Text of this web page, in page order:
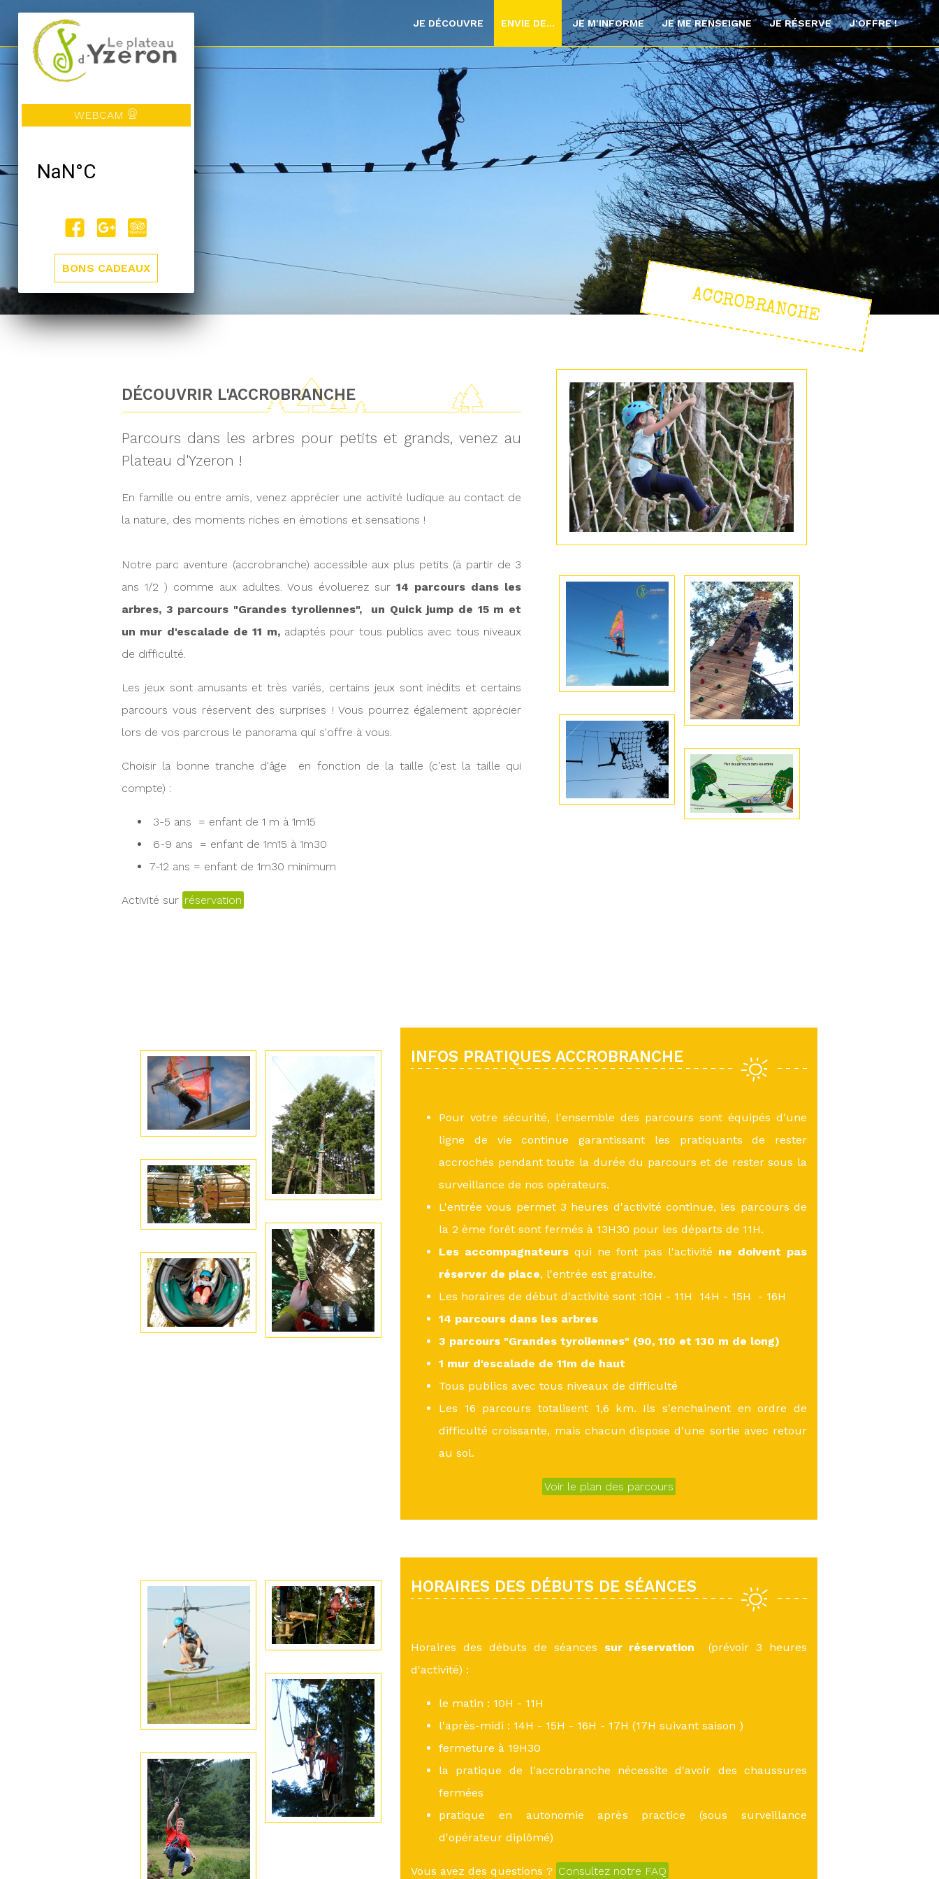
WEBCAM
BONS CADEAUX
JE DÉCOUVRE ENVIE DE... JE M'INFORME JE ME RENSEIGNE JE RÉSERVE J'OFFRE !
ACCROBRANCHE
DÉCOUVRIR L'ACCROBRANCHE
Parcours dans les arbres pour petits et grands, venez au
Plateau d'Yzeron !
En famille ou entre amis, venez apprécier une activité ludique au contact de
la nature, des moments riches en émotions et sensations !
Notre parc aventure (accrobranche) accessible aux plus petits (à partir de 3
ans 1/2 ) comme aux adultes. Vous évoluerez sur 14 parcours dans les
arbres, 3 parcours "Grandes tyroliennes", un Quick jump de 15 m et
un mur d'escalade de 11 m, adaptés pour tous publics avec tous niveaux
de difficulté.
Les jeux sont amusants et très variés, certains jeux sont inédits et certains
parcours vous réservent des surprises ! Vous pourrez également apprécier
lors de vos parcrous le panorama qui s'offre à vous.
Choisir la bonne tranche d'âge en fonction de la taille (c'est la taille qui
compte) :
3-5 ans = enfant de 1 m à 1m15
6-9 ans = enfant de 1m15 à 1m30
7-12 ans = enfant de 1m30 minimum
Activité sur réservation
INFOS PRATIQUES ACCROBRANCHE
Pour votre sécurité, l'ensemble des parcours sont équipés d'une
ligne de vie continue garantissant les pratiquants de rester
accrochés pendant toute la durée du parcours et de rester sous la
surveillance de nos opérateurs.
L'entrée vous permet 3 heures d'activité continue, les parcours de
la 2 ème forêt sont fermés à 13H30 pour les départs de 11H.
Les accompagnateurs qui ne font pas l'activité ne doivent pas
réserver de place, l'entrée est gratuite.
Les horaires de début d'activité sont :10H - 11H 14H - 15H - 16H
14 parcours dans les arbres
3 parcours "Grandes tyroliennes" (90, 110 et 130 m de long)
1 mur d'escalade de 11m de haut
Tous publics avec tous niveaux de difficulté
Les 16 parcours totalisent 1,6 km. Ils s'enchainent en ordre de
difficulté croissante, mais chacun dispose d'une sortie avec retour
au sol.
Voir le plan des parcours
HORAIRES DES DÉBUTS DE SÉANCES
Horaires des débuts de séances sur réservation
(prévoir 3 heures
d'activité) :
le matin : 10H - 11H
l'après-midi : 14H - 15H - 16H - 17H (17H suivant saison )
fermeture à 19H30
la pratique de l'accrobranche nécessite d'avoir des chaussures
fermées
pratique en autonomie après practice (sous surveillance
d'opérateur diplômé)
Vous avez des questions ? Consultez notre FAQ